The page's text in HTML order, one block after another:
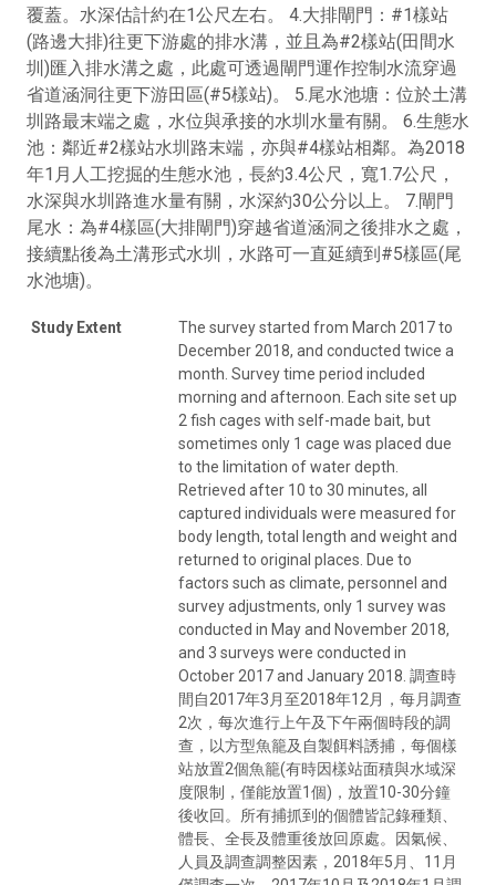
覆蓋。水深估計約在1公尺左右。 4.大排閘門：#1樣站
(路邊大排)往更下游處的排水溝，並且為#2樣站(田間水
圳)匯入排水溝之處，此處可透過閘門運作控制水流穿過
省道涵洞往更下游田區(#5樣站)。 5.尾水池塘：位於土溝
圳路最末端之處，水位與承接的水圳水量有關。 6.生態水
池：鄰近#2樣站水圳路末端，亦與#4樣站相鄰。為2018
年1月人工挖掘的生態水池，長約3.4公尺，寬1.7公尺，
水深與水圳路進水量有關，水深約30公分以上。 7.閘門
尾水：為#4樣區(大排閘門)穿越省道涵洞之後排水之處，
接續點後為土溝形式水圳，水路可一直延續到#5樣區(尾
水池塘)。
Study Extent
The survey started from March 2017 to
December 2018, and conducted twice a
month. Survey time period included
morning and afternoon. Each site set up
2 fish cages with self-made bait, but
sometimes only 1 cage was placed due
to the limitation of water depth.
Retrieved after 10 to 30 minutes, all
captured individuals were measured for
body length, total length and weight and
returned to original places. Due to
factors such as climate, personnel and
survey adjustments, only 1 survey was
conducted in May and November 2018,
and 3 surveys were conducted in
October 2017 and January 2018. 調查時
間自2017年3月至2018年12月，每月調查
2次，每次進行上午及下午兩個時段的調
查，以方型魚籠及自製餌料誘捕，每個樣
站放置2個魚籠(有時因樣站面積與水域深
度限制，僅能放置1個)，放置10-30分鐘
後收回。所有捕抓到的個體皆記錄種類、
體長、全長及體重後放回原處。因氣候、
人員及調查調整因素，2018年5月、11月